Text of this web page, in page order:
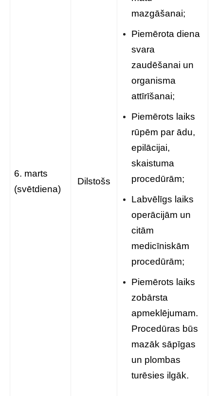
6. marts
(svētdiena)
Dilstošs
mazgāšanai;
Piemērota diena
svara
zaudēšanai un
organisma
attīrīšanai;
Piemērots laiks
rūpēm par ādu,
epilācijai,
skaistuma
procedūrām;
Labvēlīgs laiks
operācijām un
citām
medicīniskām
procedūrām;
Piemērots laiks
zobārsta
apmeklējumam.
Procedūras būs
mazāk sāpīgas
un plombas
turēsies ilgāk.